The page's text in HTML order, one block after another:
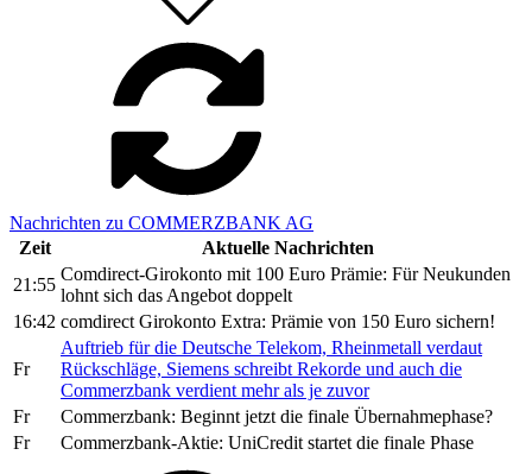
Nachrichten zu COMMERZBANK AG
Zeit
Aktuelle Nachrichten
21:55
Comdirect-Girokonto mit 100 Euro Prämie: Für Neukunden
lohnt sich das Angebot doppelt
16:42 comdirect Girokonto Extra: Prämie von 150 Euro sichern!
Fr
Auftrieb für die Deutsche Telekom, Rheinmetall verdaut
Rückschläge, Siemens schreibt Rekorde und auch die
Commerzbank verdient mehr als je zuvor
Fr
Commerzbank: Beginnt jetzt die finale Übernahmephase?
Fr
Commerzbank-Aktie: UniCredit startet die finale Phase